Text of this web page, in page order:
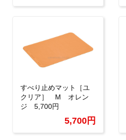
すべり止めマット［ユ
クリア］ M オレン
ジ 5,700円
5,700円